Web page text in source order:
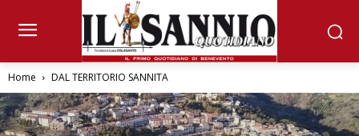
Home DAL TERRITORIO SANNITA